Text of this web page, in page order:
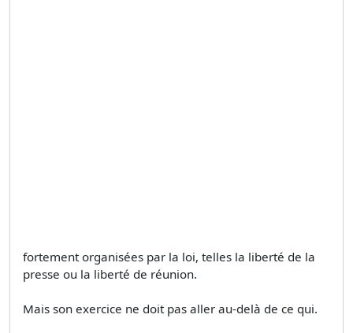
fortement organisées par la loi, telles la liberté de la
presse ou la liberté de réunion.
Mais son exercice ne doit pas aller au-delà de ce qui.